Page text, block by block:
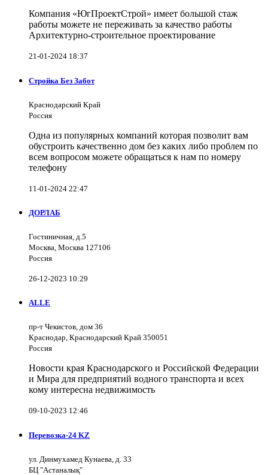
Компания «ЮгПроектСтрой» имеет большой стаж
работы можете не переживать за качество работы
Архитектурно-строительное проектирование
21-01-2024 18:37
Стройка Без Забот
Краснодарский Край
Россия
Одна из популярных компаний которая позволит вам
обустроить качественно дом без каких либо проблем по
всем вопросом можете обращаться к нам по номеру
телефону
11-01-2024 22:47
ДОРЛАБ
Гостиничная, д.5
Москва, Москва 127106
Россия
26-12-2023 10:29
ALLE
пр-т Чекистов, дом 36
Краснодар, Краснодарский Край 350051
Россия
Новости края Краснодарского и Российской Федерации
и Мира для предприятий водного транспорта и всех
кому интересна недвижимость
09-10-2023 12:46
Перевозка-24 KZ
ул. Динмухамед Кунаева, д. 33
БЦ "Астаналық"